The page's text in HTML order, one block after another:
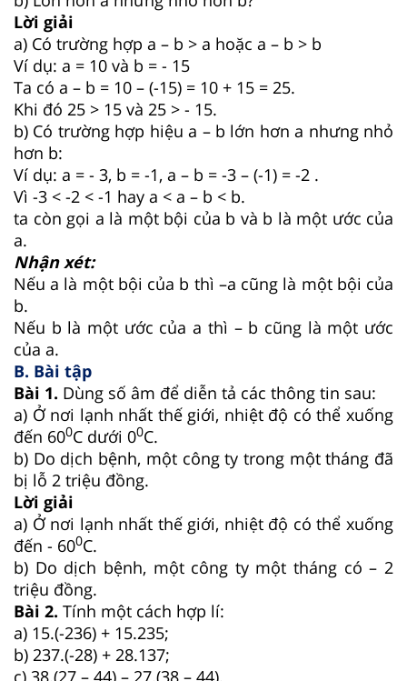
Lời giải
a) Có trường hợp a – b > a hoặc a – b > b
Ví dụ: a = 10 và b = - 15
Ta có a – b = 10 – (-15) = 10 + 15 = 25.
Khi đó 25 > 15 và 25 > - 15.
b) Có trường hợp hiệu a – b lớn hơn a nhưng nhỏ
hơn b:
Ví dụ: a = - 3, b = -1, a – b = -3 – (-1) = -2 .
Vì -3 < -2 < -1 hay a < a – b < b.
ta còn gọi a là một bội của b và b là một ước của
a.
Nhận xét:
Nếu a là một bội của b thì –a cũng là một bội của
b.
Nếu b là một ước của a thì – b cũng là một ước
của a.
B. Bài tập
Bài 1. Dùng số âm để diễn tả các thông tin sau:
a) Ở nơi lạnh nhất thế giới, nhiệt độ có thể xuống
đến 600C dưới 00C.
b) Do dịch bệnh, một công ty trong một tháng đã
bị lỗ 2 triệu đồng.
Lời giải
a) Ở nơi lạnh nhất thế giới, nhiệt độ có thể xuống
đến - 600C.
b) Do dịch bệnh, một công ty một tháng có – 2
triệu đồng.
Bài 2. Tính một cách hợp lí:
a) 15.(-236) + 15.235;
b) 237.(-28) + 28.137;
c) 38.(27 – 44) – 27.(38 – 44).